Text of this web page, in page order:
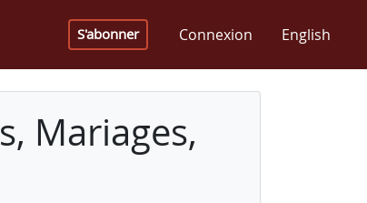
S'abonner Connexion English
Mariages,